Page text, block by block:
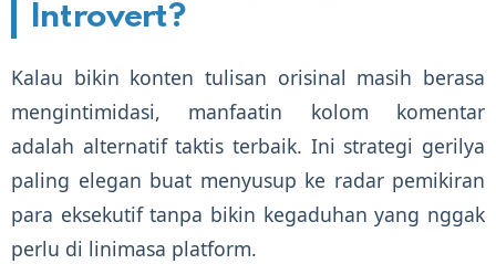
Introvert?
Kalau bikin konten tulisan orisinal masih berasa
mengintimidasi, manfaatin kolom komentar
adalah alternatif taktis terbaik. Ini strategi gerilya
paling elegan buat menyusup ke radar pemikiran
para eksekutif tanpa bikin kegaduhan yang nggak
perlu di linimasa platform.